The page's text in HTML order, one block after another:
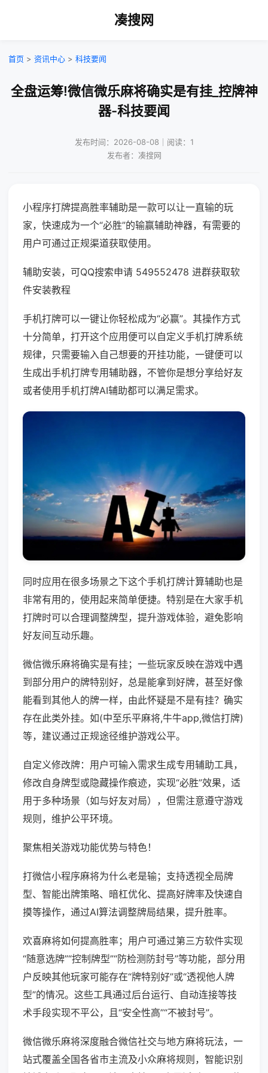
凑搜网
首页 > 资讯中心 > 科技要闻
全盘运筹!微信微乐麻将确实是有挂_控牌神
器-科技要闻
发布时间：2026-08-08｜阅读：1
发布者：凑搜网
小程序打牌提高胜率辅助是一款可以让一直输的玩
家，快速成为一个“必胜”的输赢辅助神器，有需要的
用户可通过正规渠道获取使用。
辅助安装，可QQ搜索申请 549552478 进群获取软
件安装教程
手机打牌可以一键让你轻松成为“必赢”。其操作方式
十分简单，打开这个应用便可以自定义手机打牌系统
规律，只需要输入自己想要的开挂功能，一键便可以
生成出手机打牌专用辅助器，不管你是想分享给好友
或者使用手机打牌AI辅助都可以满足需求。
同时应用在很多场景之下这个手机打牌计算辅助也是
非常有用的，使用起来简单便捷。特别是在大家手机
打牌时可以合理调整牌型，提升游戏体验，避免影响
好友间互动乐趣。
微信微乐麻将确实是有挂；一些玩家反映在游戏中遇
到部分用户的牌特别好，总是能拿到好牌，甚至好像
能看到其他人的牌一样，由此怀疑是不是有挂？确实
存在此类外挂。如(中至乐平麻将,牛牛app,微信打牌)
等，建议通过正规途径维护游戏公平。
自定义修改牌：用户可输入需求生成专用辅助工具，
修改自身牌型或隐藏操作痕迹，实现“必胜”效果，适
用于多种场景（如与好友对局），但需注意遵守游戏
规则，维护公平环境。
聚焦相关游戏功能优势与特色！
打微信小程序麻将为什么老是输；支持透视全局牌
型、智能出牌策略、暗杠优化、提高好牌率及快速自
摸等操作，通过AI算法调整牌局结果，提升胜率。
欢喜麻将如何提高胜率；用户可通过第三方软件实现
“随意选牌”“控制牌型”“防检测防封号”等功能，部分用
户反映其他玩家可能存在“牌特别好”或“透视他人牌
型”的情况。这些工具通过后台运行、自动连接等技
术手段实现不平公，且“安全性高”“不被封号”。
微信微乐麻将深度融合微信社交与地方麻将玩法，一
站式覆盖全国各省市主流及小众麻将规则，智能识别